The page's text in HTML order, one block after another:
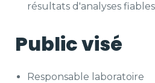
résultats d'analyses fiables
Public visé
Responsable laboratoire